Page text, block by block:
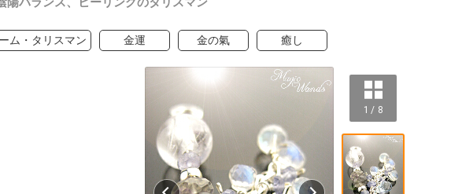
ム・タリスマン 金運 金の氣 癒し
1 / 8